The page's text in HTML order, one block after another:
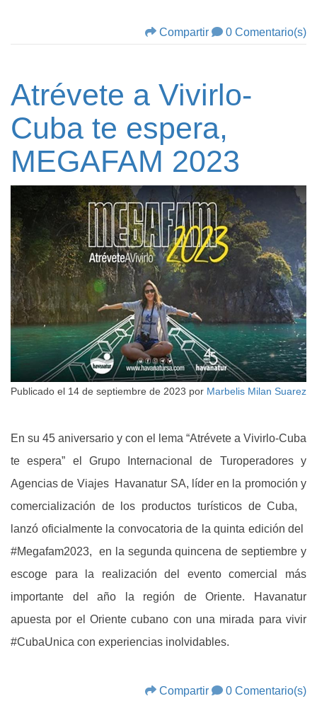
Compartir 0 Comentario(s)
Atrévete a Vivirlo-
Cuba te espera,
MEGAFAM 2023
Publicado el 14 de septiembre de 2023 por Marbelis Milan Suarez
En su 45 aniversario y con el lema “Atrévete a Vivirlo-Cuba
te espera” el Grupo Internacional de Turoperadores y
Agencias de Viajes Havanatur SA, líder en la promoción y
comercialización de los productos turísticos de Cuba,
lanzó oficialmente la convocatoria de la quinta edición del
#Megafam2023, en la segunda quincena de septiembre y
escoge para la realización del evento comercial más
importante del año la región de Oriente. Havanatur
apuesta por el Oriente cubano con una mirada para vivir
#CubaUnica con experiencias inolvidables.
Compartir 0 Comentario(s)